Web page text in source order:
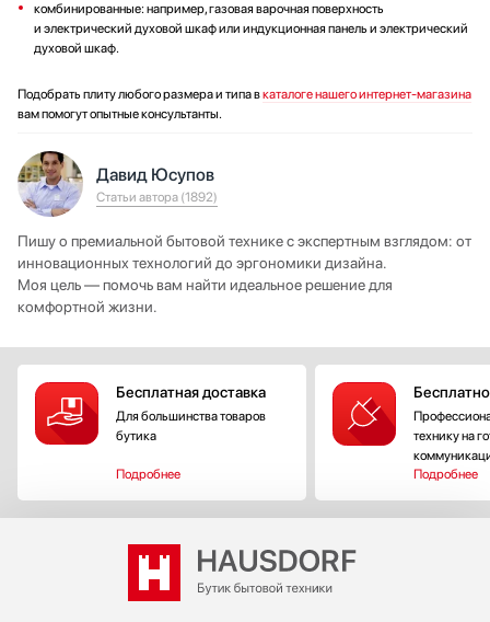
комбинированные: например, газовая варочная поверхность
и электрический духовой шкаф или индукционная панель и электрический
духовой шкаф.
Подобрать плиту любого размера и типа вкаталоге нашего интернет-магазина
вам помогут опытные консультанты.
Давид Юсупов
Статьи автора (1892)
Пишу о премиальной бытовой технике с экспертным взглядом: от
инновационных технологий до эргономики дизайна.
Моя цель — помочь вам найти идеальное решение для
комфортной жизни.
Бесплатная доставка
Для большинства товаров
бутика
Подробнее
технику на
Подробнее